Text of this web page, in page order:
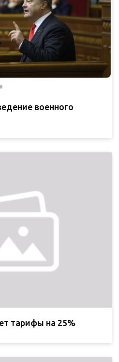
военного
тарифы на 25%